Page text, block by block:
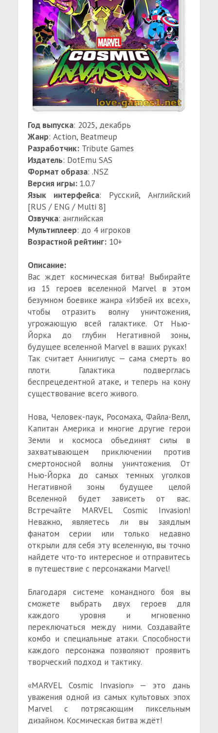
Год выпуска: 2025, декабрь
Жанр: Action, Beatmeup
Разработчик: Tribute Games
Издатель: DotEmu SAS
Формат образа: .NSZ
Версия игры: 1.0.7
Язык интерфейса: Русский, Английский
[RUS / ENG / Multi 8]
Озвучка: английская
Мультиплеер: до 4 игроков
Возрастной рейтинг: 10+
Описание:
Вас ждет космическая битва! Выбирайте
из 15 героев вселенной Marvel в этом
безумном боевике жанра «Избей их всех»,
чтобы отразить волну уничтожения,
угрожающую всей галактике. От Нью-
Йорка до глубин Негативной зоны,
будущее вселенной Marvel в ваших руках!
Так считает Аннигилус — сама смерть во
плоти. Галактика подверглась
беспрецедентной атаке, и теперь на кону
существование всего живого.
Нова, Человек-паук, Росомаха, Файла-Велл,
Капитан Америка и многие другие герои
Земли и космоса объединят силы в
захватывающем приключении против
смертоносной волны уничтожения. От
Нью-Йорка до самых темных уголков
Негативной зоны будущее целой
Вселенной будет зависеть от вас.
Встречайте MARVEL Cosmic Invasion!
Неважно, являетесь ли вы заядлым
фанатом серии или только недавно
открыли для себя эту вселенную, вы точно
найдете что-то интересное и отправитесь
в путешествие с персонажами Marvel!
Благодаря системе командного боя вы
сможете выбрать двух героев для
каждого уровня и мгновенно
переключаться между ними. Создавайте
комбо и специальные атаки. Способности
каждого персонажа позволяют проявить
творческий подход и тактику.
«MARVEL Cosmic Invasion» — это дань
уважения одной из самых культовых эпох
Marvel с потрясающим пиксельным
дизайном. Космическая битва ждёт!